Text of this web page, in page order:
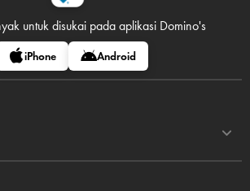
untuk disukai pada aplikasi Domino's
iPhone Android